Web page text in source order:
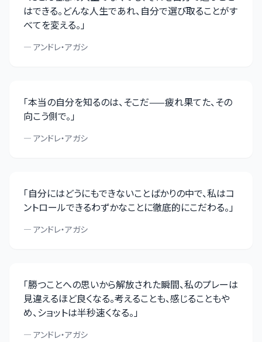
はできる。どんな人生であれ、自分で選び取ることがす
べてを変える。」
— アンドレ・アガシ
「本当の自分を知るのは、そこだ——疲れ果てた、その
向こう側で。」
— アンドレ・アガシ
「自分にはどうにもできないことばかりの中で、私はコ
ントロールできるわずかなことに徹底的にこだわる。」
— アンドレ・アガシ
「勝つことへの思いから解放された瞬間、私のプレーは
見違えるほど良くなる。考えることも、感じることもや
め、ショットは半秒速くなる。」
— アンドレ・アガシ